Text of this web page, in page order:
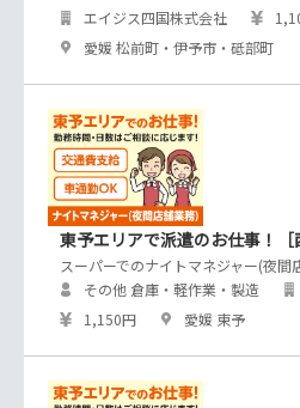
エイジス四国株式会社
愛媛 松前町・伊予市・砥部町
東予エリアで派遣のお仕事！
スーパーでのナイトマネジャー(夜間
その他 倉庫・軽作業・製造
1,150円
愛媛 東予